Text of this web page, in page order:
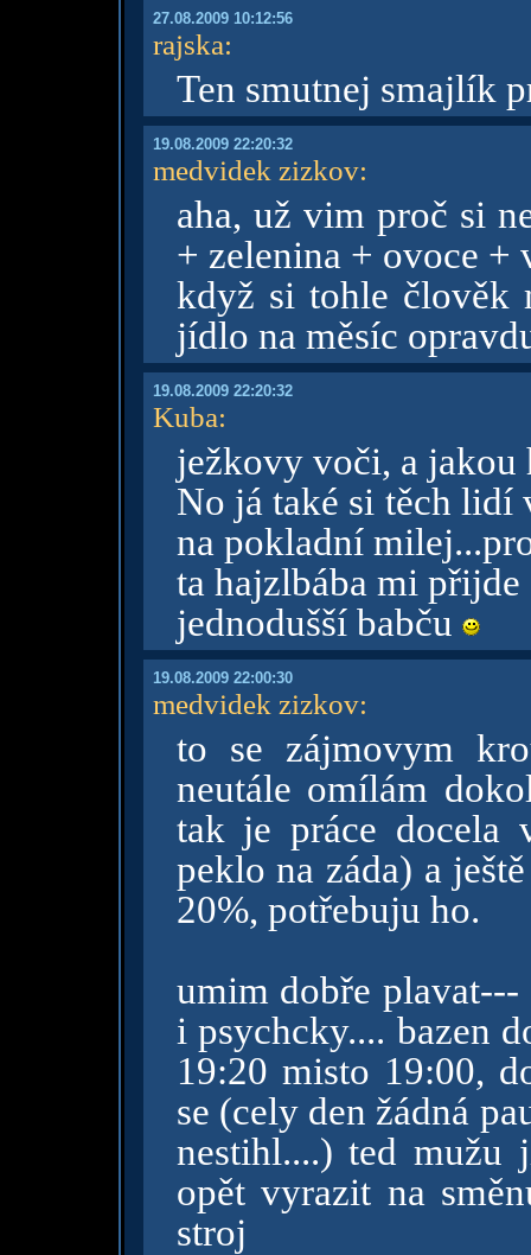
27.08.2009 10:12:56
rajska:
Ten smutnej smajlík
19.08.2009 22:20:32
medvidek zizkov:
aha, už vim proč si
+ zelenina + ovoce +
když si tohle člověk
jídlo na měsíc
19.08.2009 22:20:32
Kuba:
ježkovy voči, a jakou
No já také si těch lidí
na pokladní
ta hajzlbába mi
jednodušší babču
19.08.2009 22:00:30
medvidek zizkov:
to se zájmovym
neutále omílám
tak je práce docela
peklo na záda) a
20%, potřebuju ho.
umim dobře
i psychcky.... bazen
19:20 misto 19:00,
se (cely den žádná
nestihl....) ted
opět vyrazit na
stroj